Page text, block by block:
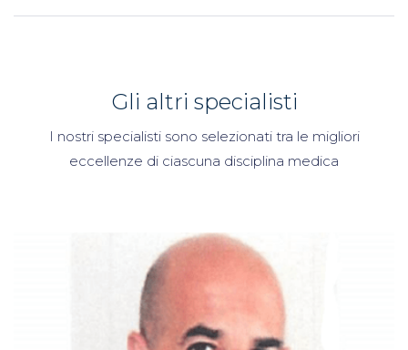
Gli altri specialisti
I nostri specialisti sono selezionati tra le migliori
eccellenze di ciascuna disciplina medica